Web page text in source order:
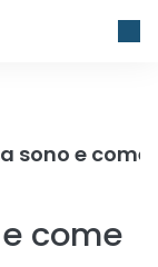
sono e
come